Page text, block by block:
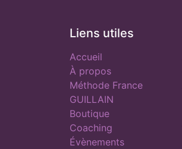
Liens utiles
Accueil
À propos
Méthode France
GUILLAIN
Boutique
Coaching
Évènements